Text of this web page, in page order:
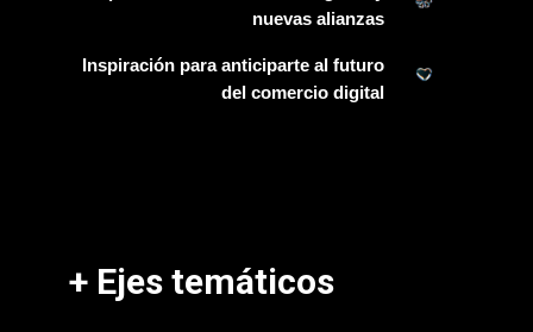
nuevas alianzas
Inspiración para anticiparte al futuro
del comercio digital
+ Ejes temáticos